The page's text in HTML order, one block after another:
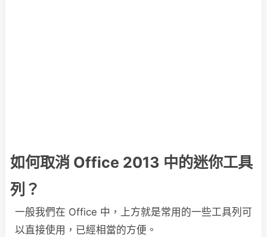
如何取消 Office 2013 中的迷你工具
列？
一般我們在 Office 中，上方就是常用的一些工具列可
以直接使用，已經相當的方便。